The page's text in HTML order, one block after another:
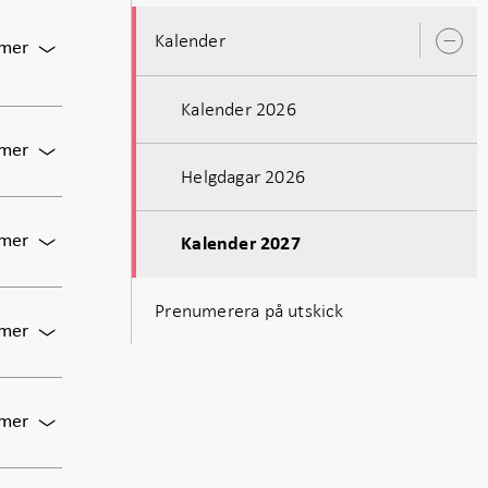
För
inklusive
För
om
penningpolitiska
i
För
protokoll
För
sammanträder
För
sammanträder
Kalender
Kalender 2026
Helgdagar 2026
Kalender 2027
Prenumerera på utskick